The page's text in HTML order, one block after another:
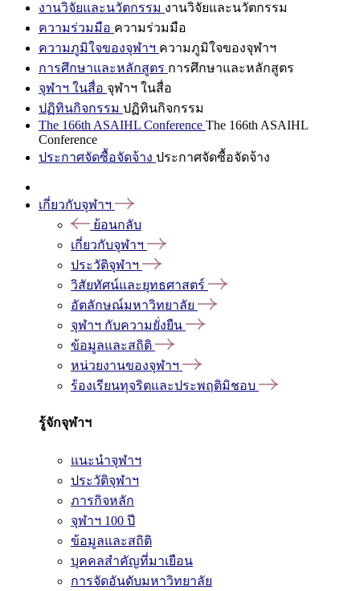
งานวิจัยและนวัตกรรม งานวิจัยและนวัตกรรม
ความร่วมมือ ความร่วมมือ
ความภูมิใจของจุฬาฯ ความภูมิใจของจุฬาฯ
การศึกษาและหลักสูตร การศึกษาและหลักสูตร
จุฬาฯ ในสื่อ จุฬาฯ ในสื่อ
ปฏิทินกิจกรรม ปฏิทินกิจกรรม
The 166th ASAIHL Conference The 166th ASAIHL
Conference
ประกาศจัดซื้อจัดจ้าง ประกาศจัดซื้อจัดจ้าง
เกี่ยวกับจุฬาฯ
ย้อนกลับ
เกี่ยวกับจุฬาฯ
ประวัติจุฬาฯ
วิสัยทัศน์และยุทธศาสตร์
อัตลักษณ์มหาวิทยาลัย
จุฬาฯ กับความยั่งยืน
ข้อมูลและสถิติ
หน่วยงานของจุฬาฯ
ร้องเรียนทุจริตและประพฤติมิชอบ
รู้จักจุฬาฯ
แนะนำจุฬาฯ
ประวัติจุฬาฯ
ภารกิจหลัก
จุฬาฯ 100 ปี
ข้อมูลและสถิติ
บุคคลสำคัญที่มาเยือน
การจัดอันดับมหาวิทยาลัย